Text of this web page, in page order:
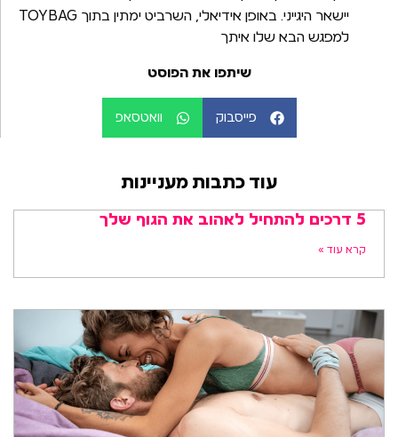
יישאר היגייני. באופן אידיאלי, השרביט ימתין בתוך TOYBAG
למפגש הבא שלו איתך
שיתפו את הפוסט
פייסבוק וואטסאפ
עוד כתבות מעניינות
5 דרכים להתחיל לאהוב את הגוף שלך
קרא עוד »